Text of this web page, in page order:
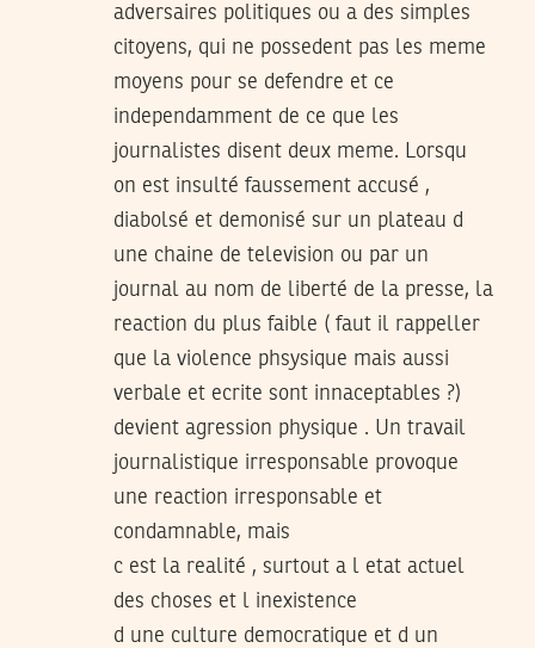
adversaires politiques ou a des simples
citoyens, qui ne possedent pas les meme
moyens pour se defendre et ce
independamment de ce que les
journalistes disent deux meme. Lorsqu
on est insulté faussement accusé ,
diabolsé et demonisé sur un plateau d
une chaine de television ou par un
journal au nom de liberté de la presse, la
reaction du plus faible ( faut il rappeller
que la violence phsysique mais aussi
verbale et ecrite sont innaceptables ?)
devient agression physique . Un travail
journalistique irresponsable provoque
une reaction irresponsable et
condamnable, mais
c est la realité , surtout a l etat actuel
des choses et l inexistence
d une culture democratique et d un